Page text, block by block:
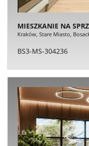
MIESZKANIE NA
Kraków, Stare Miasto,
BS3-MS-304236